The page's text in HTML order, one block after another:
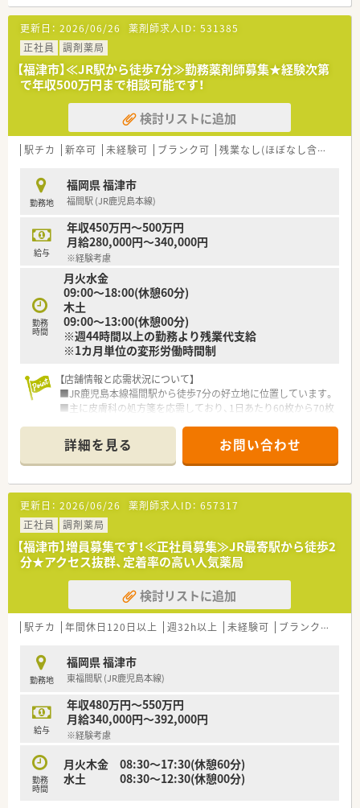
■オンライン服薬指導(28店舗実施)、地域連携薬局(21店舗)、零
売など最先端の取り組みを実施しています。
＜在宅に不安がある方も安心＞
■在宅業務専用システムを自社開発しており、現場の薬剤師の意
見を集約して作っているので業務負荷軽減につながっています。
報告書も、その場で入力が出来る仕組みを作っており、残業時間
を削減しています。
■臨時処方や急な在宅訪問に対応する『臨時処方専任薬剤師』を
配置しているので、 大幅な残業はありません。
■運転に不安のある方は3ヶ月研修があるので、着実に慣れて頂
■運転が出来ない方もご相談は可能です。
＜女性もご活躍いただける環境＞
■ライフイベントやご自身の状況の変化があった場合、雇用形態
変更の相談も可能です。
■育休取得率 100％。復帰率100%。男性育休取得実績(現在8名
取得)もあります。
■子育て中の方は時短勤務も可能です。
性別を問わず薬局長等、キャリアを積み活躍できるフィールドが
ございます。
＜ワークライフバランスを推進＞
■平均の残業時間は10～15時間以内となっており正社員(S1)は
■終日休みカウントの年間休日は117日＋1日(バースデー休暇)！
半休等もシフトに組み込めるのでプライベートと両立が可能で
す。
■異動は、基本転居を伴わない異動となります。九州から関東へ
など転居を伴う異動がないので、地域に根付いた勤務が可能で
す。
＜スキルアップ・キャリアアップできる環境＞
■麻薬の取り扱いが多い店舗やカテーテル・ポンプ処方を行って
いる店舗もあります。
緩和ケアの資格を持っている薬剤師が2名（調剤薬局勤務薬剤師
54名）在籍しており、患者様に寄り添った仕事を経験することが
できます。
■店舗管理を各薬局長へ任せており、社長から店舗の運営や数字
管理の研修を受けることができます。
■薬剤師から営業職など社内でのジョブチェンジも相談の上可
能です。
ています。
＜こんな薬局です＞
■外科・小児科・皮膚科を応需しており、個人～施設在宅もござい
ますので幅広い経験を積む事が可能です。
■お車での通勤が便利な立地です。
更新日： 2026/06/26 薬剤師求人ID： 531385
正社員
調剤薬局
【福津市】≪JR駅から徒歩7分≫勤務薬剤師募集★経験次第
で年収500万円まで相談可能です！
検討リストに追加
駅チカ 新卒可 未経験可 ブランク可 残業なし(ほぼなし含む)
勤務地
福岡県 福津市
福間駅 (JR鹿児島本線)
給与
年収450万円～500万円
月給280,000円～340,000円
※経験考慮
勤務
時間
月火水金
09:00～18:00(休憩60分)
木土
09:00～13:00(休憩00分)
※週44時間以上の勤務より残業代支給
※1カ月単位の変形労働時間制
【店舗情報と応需状況について】
■JR鹿児島本線福間駅から徒歩7分の好立地に位置しています。
■主に皮膚科の処方箋を応需しており、1日あたり60枚から70枚
■薬剤師は正社員1名と派遣薬剤師1名の常時2名体制で業務に
あたっています。
【募集背景と求める人物像について】
■今回は欠員補充のため、地域医療に貢献したい薬剤師の方を募
集しています。
■全国的にも有名な皮膚科の門前薬局で、専門性を高めたい方を
歓迎します。
■ドクターや医療事務も含め、全スタッフと良好な関係を築ける
方を求めています。
【職場環境と雰囲気】
■福岡県を中心に22店舗を展開しており、地域に根差した薬局
運営を行っています。
係が良好です。
■平均年齢は42歳でベテラン薬剤師が多く、女性が多い活気あ
る職場です。
【やりがい/おすすめポイント】
■ドクターとの良好な関係性により、疑義照会がしやすく働きや
すい現場です。
■様々な働き方を選択できるため、ご自身のライフスタイルに合
わせた就業が可能です。
■かかりつけ薬剤師等のノルマがないため、患者様への対応に集
詳細を見る お問い合わせ
更新日： 2026/06/26 薬剤師求人ID： 657317
正社員
調剤薬局
【福津市】増員募集です！≪正社員募集≫JR最寄駅から徒歩2
分★アクセス抜群、定着率の高い人気薬局
検討リストに追加
駅チカ 年間休日120日以上 週32h以上 未経験可 ブランク可
勤務地
福岡県 福津市
東福間駅 (JR鹿児島本線)
給与
年収480万円～550万円
月給340,000円～392,000円
※経験考慮
勤務
時間
月火木金 08:30～17:30(休憩60分)
水土 08:30～12:30(休憩00分)